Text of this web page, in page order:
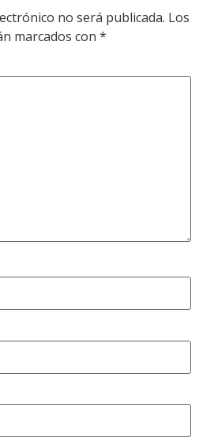
no será publicada. Los
marcados con *